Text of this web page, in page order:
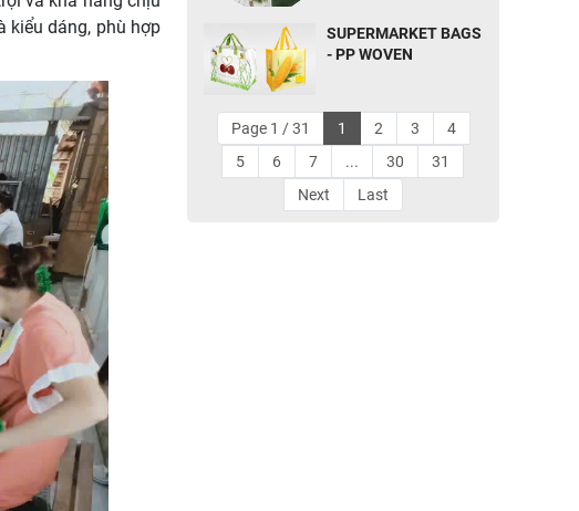
kiểu dáng, phù hợp
SUPERMARKET BAGS
- PP WOVEN
Page 1 / 31 1 2 3
4
5
6 7 ... 30
31
Next
Last